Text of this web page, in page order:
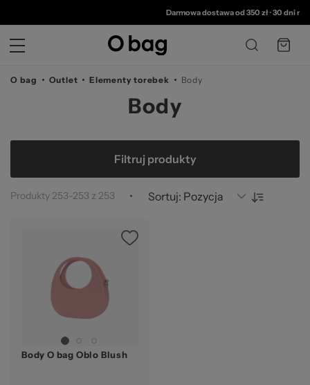
©
Darmowa dostawa od 350 zł•30 dni na
O bag Outlet Elementy torebek Body
Body
Produkty 253-253 z 253 Sortuj:
Filtruj produkty
Body O bag Oblo Blush